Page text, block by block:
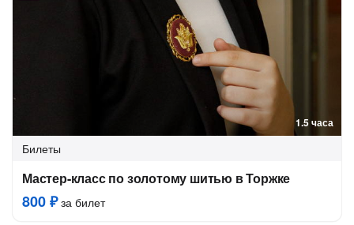
1.5 часа
Билеты
Мастер-класс по золотому шитью в Торжке
800 ₽за билет